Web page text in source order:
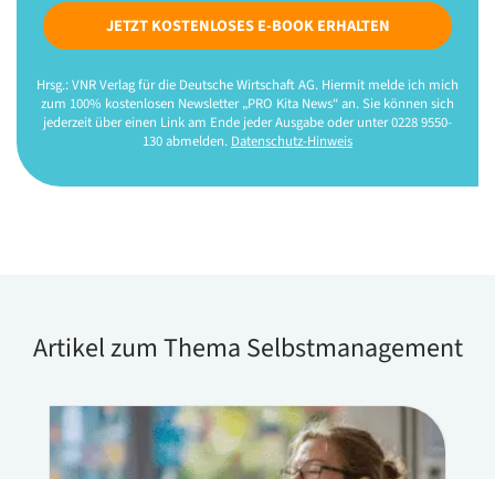
JETZT KOSTENLOSES E-BOOK ERHALTEN
Hrsg.: VNR Verlag für die Deutsche Wirtschaft AG. Hiermit melde ich mich
zum 100% kostenlosen Newsletter „PRO Kita News“ an. Sie können sich
jederzeit über einen Link am Ende jeder Ausgabe oder unter 0228 9550-
130 abmelden. Datenschutz-Hinweis
Artikel zum Thema Selbstmanagement